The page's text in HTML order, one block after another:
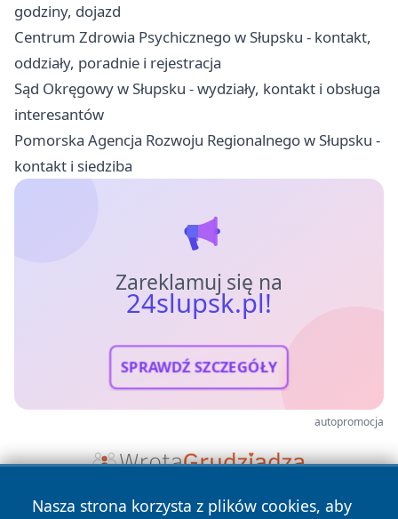
godziny, dojazd
Centrum Zdrowia Psychicznego w Słupsku - kontakt,
oddziały, poradnie i rejestracja
Sąd Okręgowy w Słupsku - wydziały, kontakt i obsługa
interesantów
Pomorska Agencja Rozwoju Regionalnego w Słupsku -
kontakt i siedziba
Zareklamuj się na
24slupsk.pl!
SPRAWDŹ SZCZEGÓŁY
autopromocja
Nasza strona korzysta z plików cookies, aby